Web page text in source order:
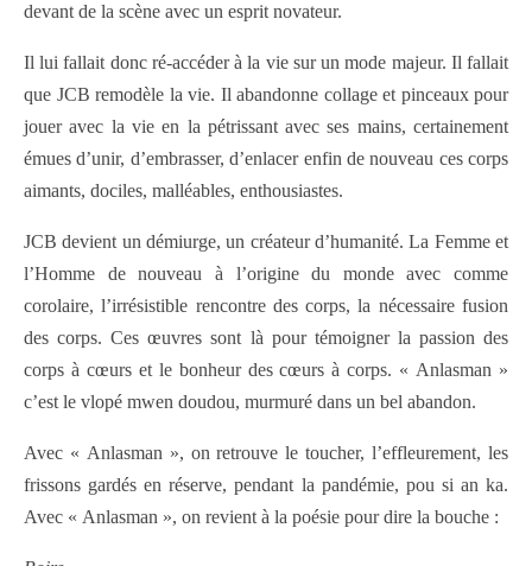
devant de la scène avec un esprit novateur.
Il lui fallait donc ré-accéder à la vie sur un mode majeur. Il fallait
que JCB remodèle la vie. Il abandonne collage et pinceaux pour
jouer avec la vie en la pétrissant avec ses mains, certainement
émues d’unir, d’embrasser, d’enlacer enfin de nouveau ces corps
aimants, dociles, malléables, enthousiastes.
JCB devient un démiurge, un créateur d’humanité. La Femme et
l’Homme de nouveau à l’origine du monde avec comme
corolaire, l’irrésistible rencontre des corps, la nécessaire fusion
des corps. Ces œuvres sont là pour témoigner la passion des
corps à cœurs et le bonheur des cœurs à corps. « Anlasman »
c’est le vlopé mwen doudou, murmuré dans un bel abandon.
Avec « Anlasman », on retrouve le toucher, l’effleurement, les
frissons gardés en réserve, pendant la pandémie, pou si an ka.
Avec « Anlasman », on revient à la poésie pour dire la bouche :